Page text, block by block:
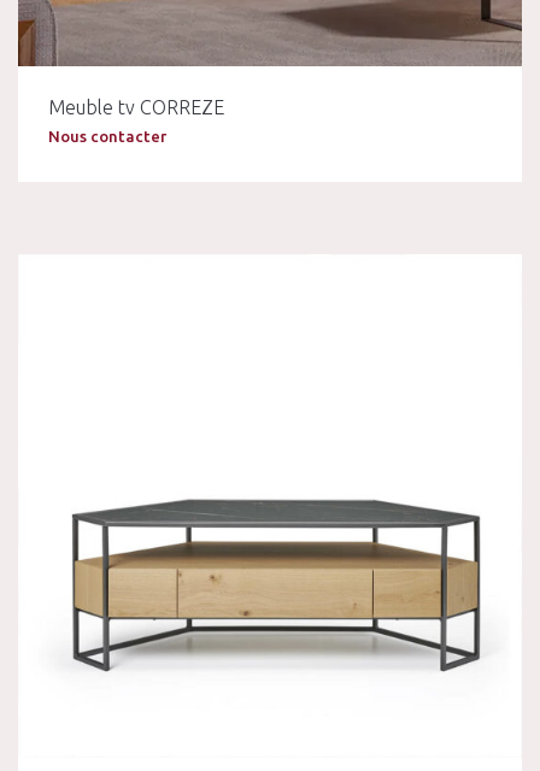
Meuble tv CORREZE
Nous contacter